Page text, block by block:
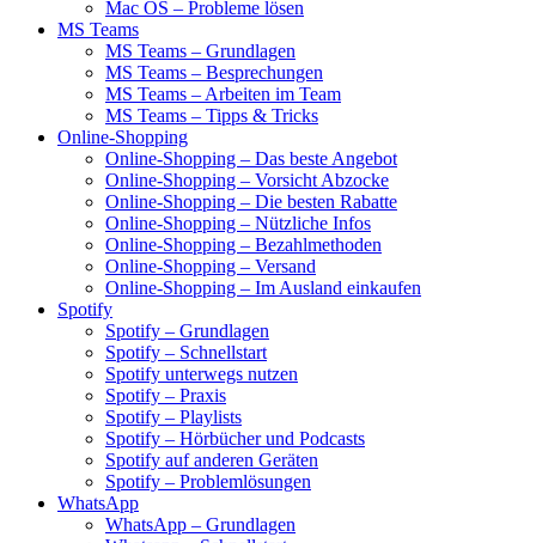
Mac OS – Probleme lösen
MS Teams
MS Teams – Grundlagen
MS Teams – Besprechungen
MS Teams – Arbeiten im Team
MS Teams – Tipps & Tricks
Online-Shopping
Online-Shopping – Das beste Angebot
Online-Shopping – Vorsicht Abzocke
Online-Shopping – Die besten Rabatte
Online-Shopping – Nützliche Infos
Online-Shopping – Bezahlmethoden
Online-Shopping – Versand
Online-Shopping – Im Ausland einkaufen
Spotify
Spotify – Grundlagen
Spotify – Schnellstart
Spotify unterwegs nutzen
Spotify – Praxis
Spotify – Playlists
Spotify – Hörbücher und Podcasts
Spotify auf anderen Geräten
Spotify – Problemlösungen
WhatsApp
WhatsApp – Grundlagen